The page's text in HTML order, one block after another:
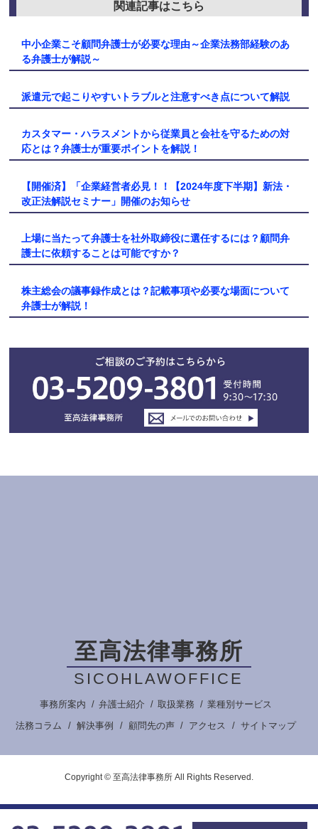
関連記事はこちら
中小企業こそ顧問弁護士が必要な理由～企業法務部経験のあ
る弁護士が解説～
派遣元で起こりやすいトラブルと注意すべき点について解説
カスタマー・ハラスメントから従業員と会社を守るための対
応とは？弁護士が重要ポイントを解説！
【開催済】「企業経営者必見！！【2024年度下半期】新法・
改正法解説セミナー」開催のお知らせ
上場に当たって弁護士を社外取締役に選任するには？顧問弁
護士に依頼することは可能ですか？
株主総会の議事録作成とは？記載事項や必要な場面について
弁護士が解説！
至高法律事務所
SICOHLAWOFFICE
事務所案内 弁護士紹介 取扱業務 業種別サービス
法務コラム 解決事例 顧問先の声 アクセス サイトマップ
Copyright © 至高法律事務所 All Rights Reserved.